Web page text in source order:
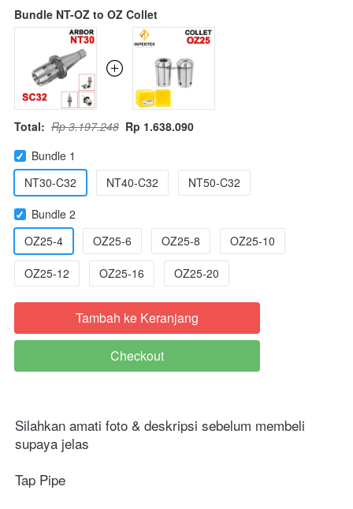
Bundle NT-OZ to OZ Collet
Total: Rp 3.197.248 Rp 1.638.090
Bundle 1
NT30-C32
NT40-C32
NT50-C32
Bundle 2
OZ25-4
OZ25-6 OZ25-8 OZ25-10
OZ25-12 OZ25-16 OZ25-20
`
Tambah ke Keranjang
`
Checkout
Silahkan amati foto & deskripsi sebelum membeli
supaya jelas
Tap Pipe